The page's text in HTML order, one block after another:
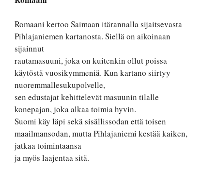
Romaani kertoo Saimaan itärannalla sijaitsevasta
Pihlajaniemen kartanosta. Siellä on aikoinaan
sijainnut
rautamasuuni, joka on kuitenkin ollut poissa
käytöstä vuosikymmeniä. Kun kartano siirtyy
nuoremmallesukupolvelle,
sen edustajat kehittelevät masuunin tilalle
konepajan, joka alkaa toimia hyvin.
Suomi käy läpi sekä sisällissodan että toisen
maailmansodan, mutta Pihlajaniemi kestää kaiken,
jatkaa toimintaansa
ja myös laajentaa sitä.